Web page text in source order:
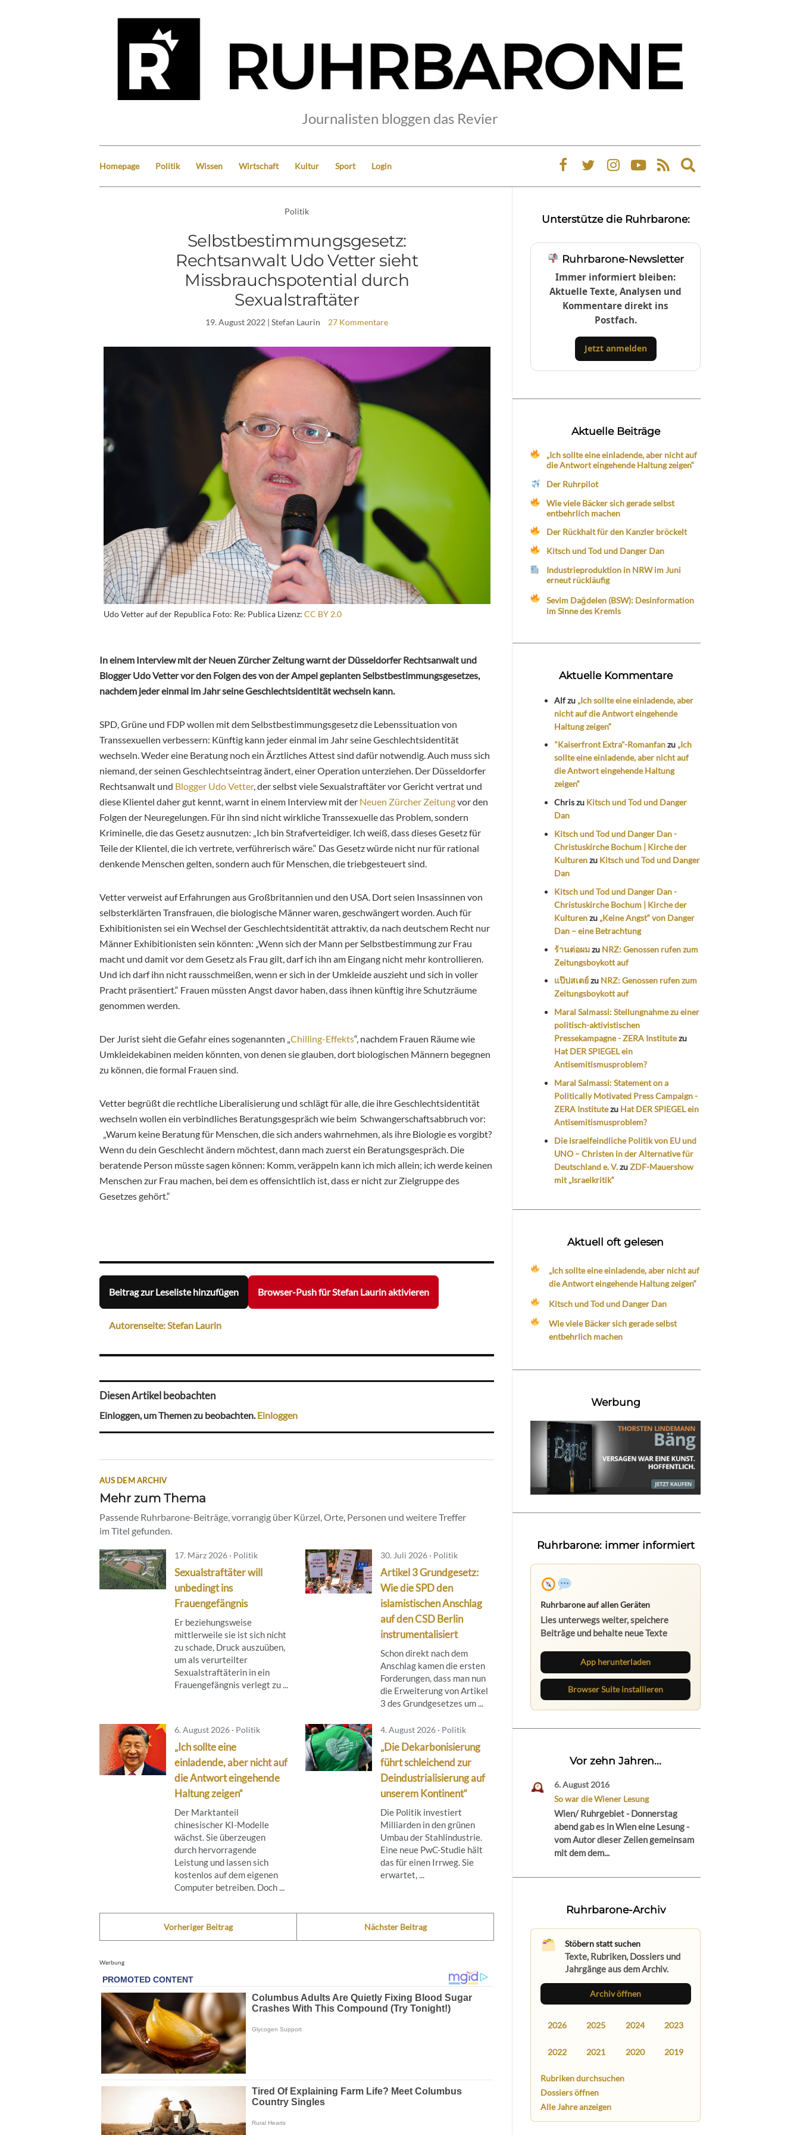
Journalisten bloggen das Revier
Homepage Politik Wissen Wirtschaft Kultur Sport Login
Expand
search
Politik
Selbstbestimmungsgesetz:
Rechtsanwalt Udo Vetter sieht
Missbrauchspotential durch
Sexualstraftäter
19. August 2022 | Stefan Laurin 27 Kommentare
Udo Vetter auf der Republica Foto: Re: Publica Lizenz: CC BY 2.0
In einem Interview mit der Neuen Zürcher Zeitung warnt der Düsseldorfer Rechtsanwalt und
Blogger Udo Vetter vor den Folgen des von der Ampel geplanten Selbstbestimmungsgesetzes,
nachdem jeder einmal im Jahr seine Geschlechtsidentität wechseln kann.
SPD, Grüne und FDP wollen mit dem Selbstbestimmungsgesetz die Lebenssituation von
Transsexuellen verbessern: Künftig kann jeder einmal im Jahr seine Geschlechtsidentität
wechseln. Weder eine Beratung noch ein Ärztliches Attest sind dafür notwendig. Auch muss sich
niemand, der seinen Geschlechtseintrag ändert, einer Operation unterziehen. Der Düsseldorfer
Rechtsanwalt und Blogger Udo Vetter, der selbst viele Sexualstraftäter vor Gericht vertrat und
diese Klientel daher gut kennt, warnt in einem Interview mit der Neuen Zürcher Zeitungvor den
Folgen der Neuregelungen. Für ihn sind nicht wirkliche Transsexuelle das Problem, sondern
Kriminelle, die das Gesetz ausnutzen: „Ich bin Strafverteidiger. Ich weiß, dass dieses Gesetz für
Teile der Klientel, die ich vertrete, verführerisch wäre.“ Das Gesetz würde nicht nur für rational
denkende Menschen gelten, sondern auch für Menschen, die triebgesteuert sind.
Vetter verweist auf Erfahrungen aus Großbritannien und den USA. Dort seien Insassinnen von
selbsterklärten Transfrauen, die biologische Männer waren, geschwängert worden. Auch für
Exhibitionisten sei ein Wechsel der Geschlechtsidentität attraktiv, da nach deutschem Recht nur
Männer Exhibitionisten sein könnten: „Wenn sich der Mann per Selbstbestimmung zur Frau
macht und damit vor dem Gesetz als Frau gilt, darf ich ihn am Eingang nicht mehr kontrollieren.
Und ich darf ihn nicht rausschmeißen, wenn er sich in der Umkleide auszieht und sich in voller
Pracht präsentiert.“ Frauen müssten Angst davor haben, dass ihnen künftig ihre Schutzräume
genommen werden.
Der Jurist sieht die Gefahr eines sogenannten „ Chilling-Effekts“, nachdem Frauen Räume wie
Umkleidekabinen meiden könnten, von denen sie glauben, dort biologischen Männern begegnen
zu können, die formal Frauen sind.
Vetter begrüßt die rechtliche Liberalisierung und schlägt für alle, die ihre Geschlechtsidentität
wechseln wollen ein verbindliches Beratungsgespräch wie beim Schwangerschaftsabbruch vor:
„Warum keine Beratung für Menschen, die sich anders wahrnehmen, als ihre Biologie es vorgibt?
Wenn du dein Geschlecht ändern möchtest, dann mach zuerst ein Beratungsgespräch. Die
beratende Person müsste sagen können: Komm, veräppeln kann ich mich allein; ich werde keinen
Menschen zur Frau machen, bei dem es offensichtlich ist, dass er nicht zur Zielgruppe des
Gesetzes gehört.“
Beitrag zur Leseliste hinzufügen Browser-Push für Stefan Laurin aktivieren
Autorenseite: Stefan Laurin
Diesen Artikel beobachten
Einloggen, um Themen zu beobachten.Einloggen
AUS DEM ARCHIV
Mehr zum Thema
Passende Ruhrbarone-Beiträge, vorrangig über Kürzel, Orte, Personen und weitere Treffer
im Titel gefunden.
17. März 2026 · Politik
Sexualstraftäter will
unbedingt ins
Frauengefängnis
Er beziehungsweise
mittlerweile sie ist sich nicht
zu schade, Druck auszuüben,
um als verurteilter
Sexualstraftäterin in ein
Frauengefängnis verlegt zu ...
30. Juli 2026 · Politik
Artikel 3 Grundgesetz:
Wie die SPD den
islamistischen Anschlag
auf den CSD Berlin
instrumentalisiert
Schon direkt nach dem
Anschlag kamen die ersten
Forderungen, dass man nun
die Erweiterung von Artikel
3 des Grundgesetzes um ...
6. August 2026 · Politik
„Ich sollte eine
einladende, aber nicht auf
die Antwort eingehende
Haltung zeigen“
Der Marktanteil
chinesischer KI-Modelle
wächst. Sie überzeugen
durch hervorragende
Leistung und lassen sich
kostenlos auf dem eigenen
Computer betreiben. Doch ...
4. August 2026 · Politik
„Die Dekarbonisierung
führt schleichend zur
Deindustrialisierung auf
unserem Kontinent“
Die Politik investiert
Milliarden in den grünen
Umbau der Stahlindustrie.
Eine neue PwC-Studie hält
das für einen Irrweg. Sie
erwartet, ...
Vorheriger Beitrag Nächster Beitrag
Werbung
Unterstütze die Ruhrbarone:
Ruhrbarone-Newsletter
Immer informiert bleiben:
Aktuelle Texte, Analysen und
Kommentare direkt ins
Postfach.
Jetzt anmelden
Aktuelle Beiträge
„Ich sollte eine einladende, aber nicht auf
die Antwort eingehende Haltung zeigen“
Der Ruhrpilot
Wie viele Bäcker sich gerade selbst
entbehrlich machen
Der Rückhalt für den Kanzler bröckelt
Kitsch und Tod und Danger Dan
Industrieproduktion in NRW im Juni
erneut rückläufig
Sevim Dağdelen (BSW): Desinformation
im Sinne des Kremls
Aktuelle Kommentare
Alfzu „Ich sollte eine einladende, aber
nicht auf die Antwort eingehende
Haltung zeigen“
"Kaiserfront Extra"-Romanfanzu „Ich
sollte eine einladende, aber nicht auf
die Antwort eingehende Haltung
zeigen“
Chriszu Kitsch und Tod und Danger
Dan
Kitsch und Tod und Danger Dan -
Christuskirche Bochum | Kirche der
Kulturenzu Kitsch und Tod und Danger
Dan
Kitsch und Tod und Danger Dan -
Christuskirche Bochum | Kirche der
Kulturenzu „Keine Angst“ von Danger
Dan – eine Betrachtung
ร้านต่อผมzu NRZ: Genossen rufen zum
Zeitungsboykott auf
แป๊ปสเตย์zu NRZ: Genossen rufen zum
Zeitungsboykott auf
Maral Salmassi: Stellungnahme zu einer
politisch-aktivistischen
Pressekampagne - ZERA Institutezu
Hat DER SPIEGEL ein
Antisemitismusproblem?
Maral Salmassi: Statement on a
Politically Motivated Press Campaign -
ZERA Institutezu Hat DER SPIEGEL ein
Antisemitismusproblem?
Die israelfeindliche Politik von EU und
UNO – Christen in der Alternative für
Deutschland e. V.zuZDF-Mauershow
mit „Israelkritik“
Aktuell oft gelesen
„Ich sollte eine einladende, aber nicht auf
die Antwort eingehende Haltung zeigen“
Kitsch und Tod und Danger Dan
Wie viele Bäcker sich gerade selbst
entbehrlich machen
Werbung
Ruhrbarone: immer informiert
Ruhrbarone auf allen Geräten
Lies unterwegs weiter, speichere
Beiträge und behalte neue Texte
App herunterladen
Browser Suite installieren
Vor zehn Jahren...
6. August 2016
So war die Wiener Lesung
Wien/ Ruhrgebiet - Donnerstag
abend gab es in Wien eine Lesung -
vom Autor dieser Zeilen gemeinsam
mit dem dem...
Ruhrbarone-Archiv
Stöbern statt suchen
Texte, Rubriken, Dossiers und
Jahrgänge aus dem Archiv.
Archiv öffnen
2026 2025 2024 2023
2022 2021 2020 2019
Rubriken durchsuchen
Dossiers öffnen
Alle Jahre anzeigen